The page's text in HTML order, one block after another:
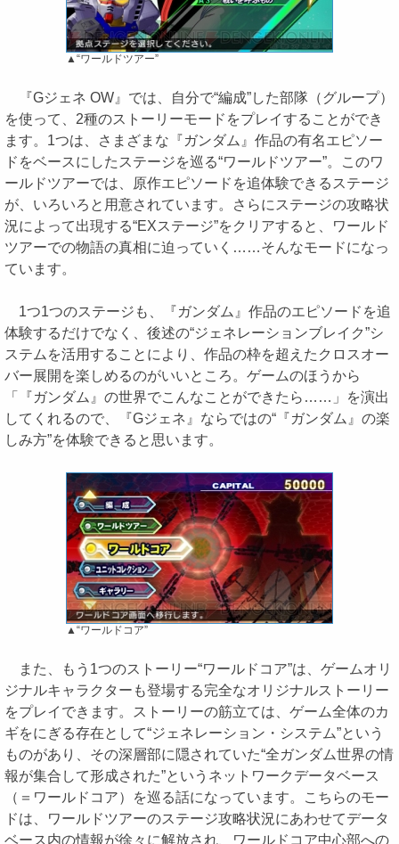
▲“ワールドツアー”
『Gジェネ OW』では、自分で“編成”した部隊（グループ）
を使って、2種のストーリーモードをプレイすることができ
ます。1つは、さまざまな『ガンダム』作品の有名エピソー
ドをベースにしたステージを巡る“ワールドツアー”。このワ
ールドツアーでは、原作エピソードを追体験できるステージ
が、いろいろと用意されています。さらにステージの攻略状
況によって出現する“EXステージ”をクリアすると、ワールド
ツアーでの物語の真相に迫っていく……そんなモードになっ
ています。
1つ1つのステージも、『ガンダム』作品のエピソードを追
体験するだけでなく、後述の“ジェネレーションブレイク”シ
ステムを活用することにより、作品の枠を超えたクロスオー
バー展開を楽しめるのがいいところ。ゲームのほうから
「『ガンダム』の世界でこんなことができたら……」を演出
してくれるので、『Gジェネ』ならではの“『ガンダム』の楽
しみ方”を体験できると思います。
▲“ワールドコア”
また、もう1つのストーリー“ワールドコア”は、ゲームオリ
ジナルキャラクターも登場する完全なオリジナルストーリー
をプレイできます。ストーリーの筋立ては、ゲーム全体のカ
ギをにぎる存在として“ジェネレーション・システム”という
ものがあり、その深層部に隠されていた“全ガンダム世界の情
報が集合して形成された”というネットワークデータベース
（＝ワールドコア）を巡る話になっています。こちらのモー
ドは、ワールドツアーのステージ攻略状況にあわせてデータ
ベース内の情報が徐々に解放され、ワールドコア中心部への